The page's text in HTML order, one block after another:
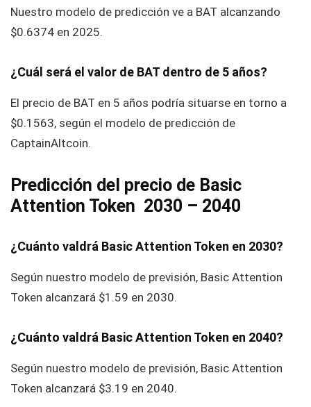
Nuestro modelo de predicción ve a BAT alcanzando
$0.6374 en 2025.
¿Cuál será el valor de BAT dentro de 5 años?
El precio de BAT en 5 años podría situarse en torno a
$0.1563, según el modelo de predicción de
CaptainAltcoin.
Predicción del precio de Basic
Attention Token 2030 – 2040
¿Cuánto valdrá Basic Attention Token en 2030?
Según nuestro modelo de previsión, Basic Attention
Token alcanzará $1.59 en 2030.
¿Cuánto valdrá Basic Attention Token en 2040?
Según nuestro modelo de previsión, Basic Attention
Token alcanzará $3.19 en 2040.